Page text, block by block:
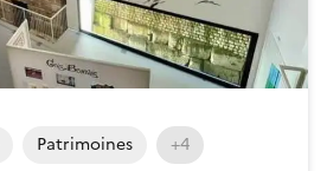
Patrimoines +4